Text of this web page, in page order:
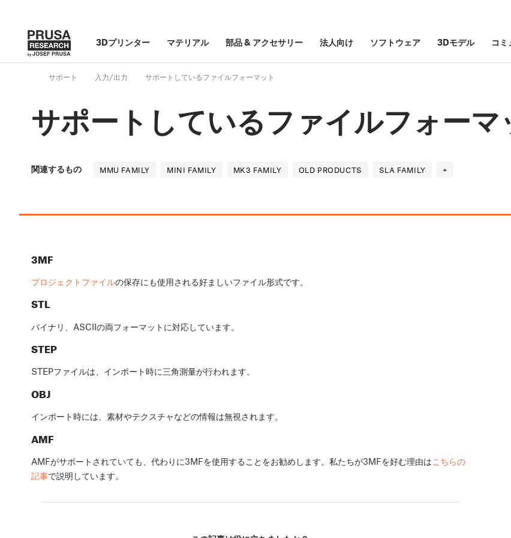
3Dプリンター マテリアル 部品& アクセサリー 法人向け ソフトウェア 3Dモデル コミ
サポート 入力/出力 サポートしているファイルフォーマット
サポートしているファイルフォーマ
関連するもの MMU FAMILY MINI FAMILY MK3 FAMILY OLD PRODUCTS SLA FAMILY +
3MF
プロジェクトファイルの保存にも使用される好ましいファイル形式です。
STL
バイナリ、ASCIIの両フォーマットに対応しています。
STEP
STEPファイルは、インポート時に三角測量が行われます。
OBJ
インポート時には、素材やテクスチャなどの情報は無視されます。
AMF
AMFがサポートされていても、代わりに3MFを使用することをお勧めします。私たちが3MFを好む理由はこちらの
記事で説明しています。